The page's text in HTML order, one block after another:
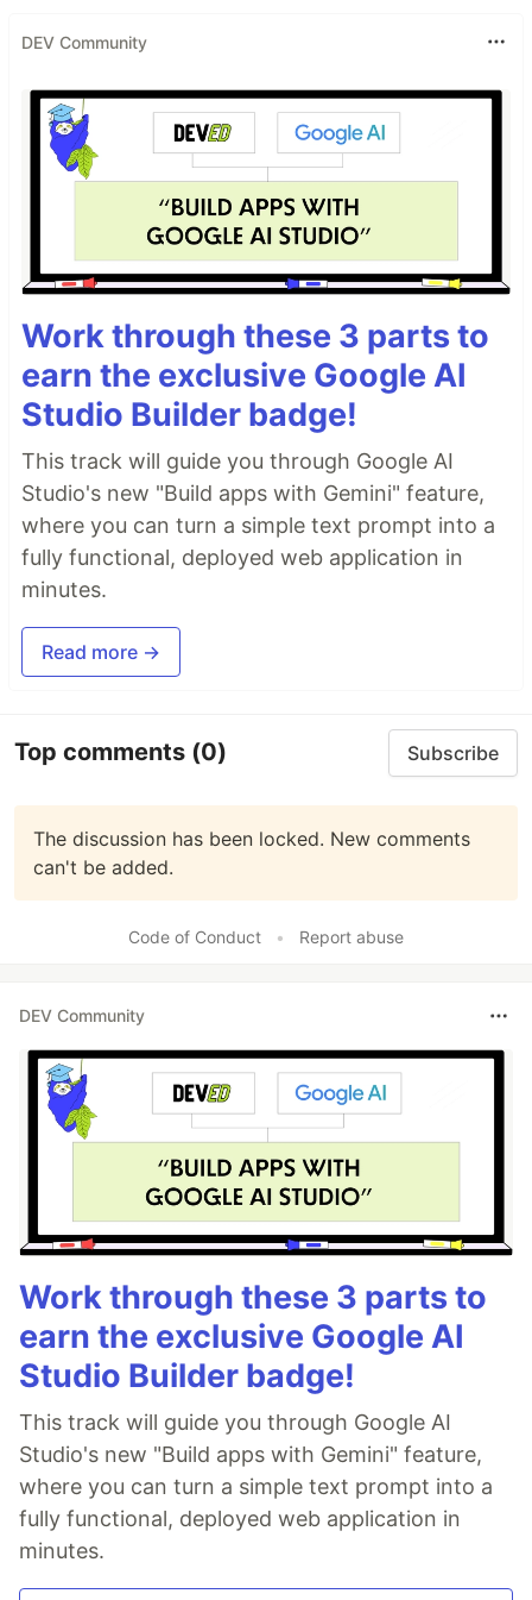
DEV Community
Work through these 3 parts to
earn the exclusive Google AI
Studio Builder badge!
This track will guide you through Google AI
Studio's new "Build apps with Gemini" feature,
where you can turn a simple text prompt into a
fully functional, deployed web application in
minutes.
Read more →
Top comments (0) Subscribe
The discussion has been locked. New comments
can't be added.
Code of Conduct • Report abuse
DEV Community
Work through these 3 parts to
earn the exclusive Google AI
Studio Builder badge!
This track will guide you through Google AI
Studio's new "Build apps with Gemini" feature,
where you can turn a simple text prompt into a
fully functional, deployed web application in
minutes.